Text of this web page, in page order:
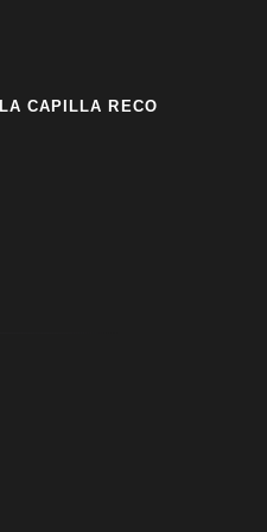
LA CAPILLA RECO